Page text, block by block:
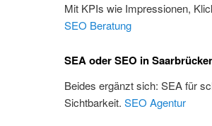
Mit KPIs wie Impressionen,
SEO Beratung
SEA oder SEO in
Beides ergänzt sich: SEA für
Sichtbarkeit. SEO Agentur